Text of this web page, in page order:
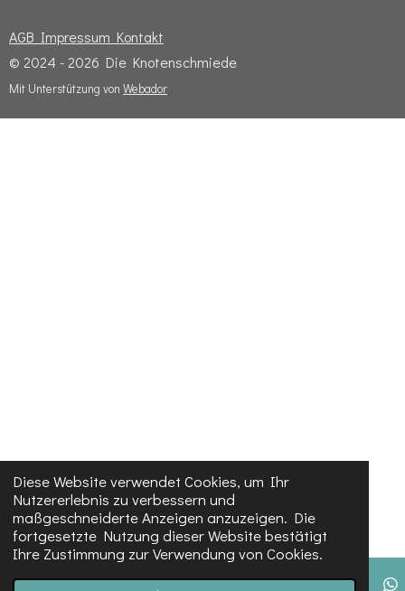
Diese Website verwendet Cookies, um Ihr
Nutzererlebnis zu verbessern und
maßgeschneiderte Anzeigen anzuzeigen. Die
fortgesetzte Nutzung dieser Website bestätigt
Ihre Zustimmung zur Verwendung von Cookies.
AGB Impressum Kontakt
© 2024 - 2026 Die Knotenschmiede
Mit Unterstützung von Webador